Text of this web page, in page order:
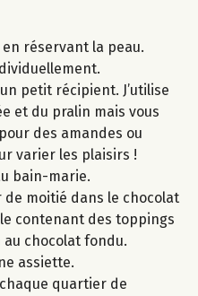
réservant la peau.
petit récipient. J’utilise
et du pralin mais vous
des amandes ou
varier les plaisirs !
bain-marie.
moitié dans le chocolat
contenant des toppings
chocolat fondu.
assiette.
quartier de